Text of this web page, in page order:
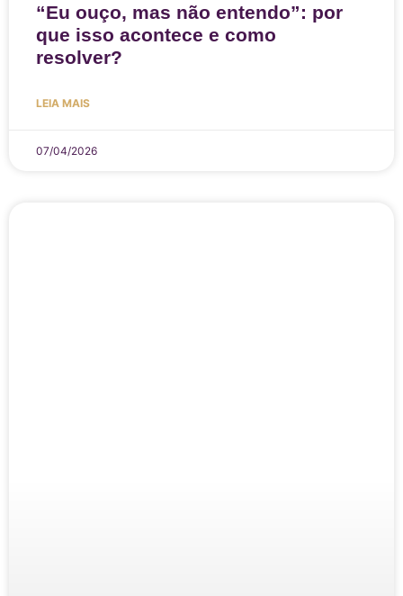
“Eu ouço, mas não entendo”: por
que isso acontece e como
resolver?
LEIA MAIS
07/04/2026